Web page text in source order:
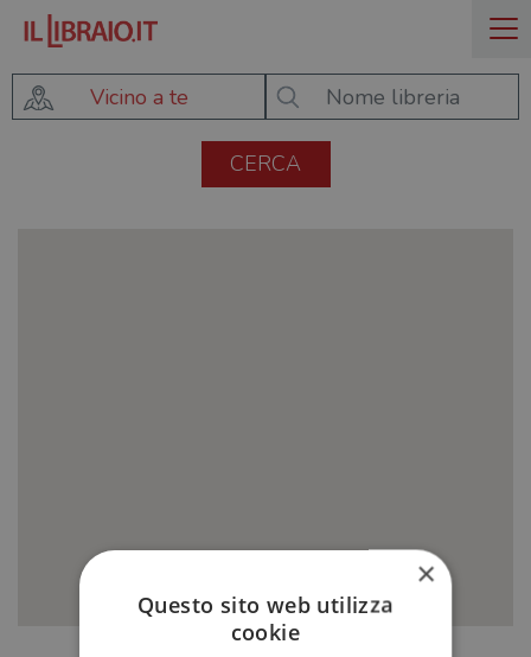
Vicino a te
×
Questo sito web utilizza
cookie